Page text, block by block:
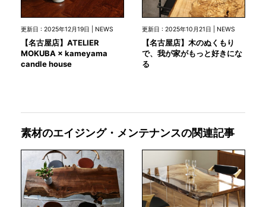
更新日 : 2025年12月19日 | NEWS
【名古屋店】ATELIER
MOKUBA × kameyama
candle house
更新日 : 2025年10月21日 | NEWS
【名古屋店】木のぬくもり
で、我が家がもっと好きにな
る
素材のエイジング・メンテナンスの関連記事